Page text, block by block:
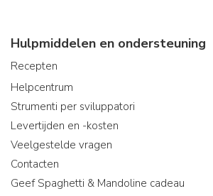
Hulpmiddelen en ondersteuning
Recepten
Helpcentrum
Strumenti per sviluppatori
Levertijden en -kosten
Veelgestelde vragen
Contacten
Geef Spaghetti & Mandoline cadeau